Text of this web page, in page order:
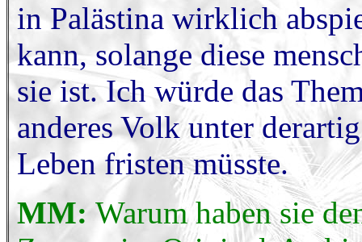
in Palästina wirklich
kann, solange diese
sie ist. Ich würde das
anderes Volk unter
Leben fristen müsste.
MM: Warum haben sie